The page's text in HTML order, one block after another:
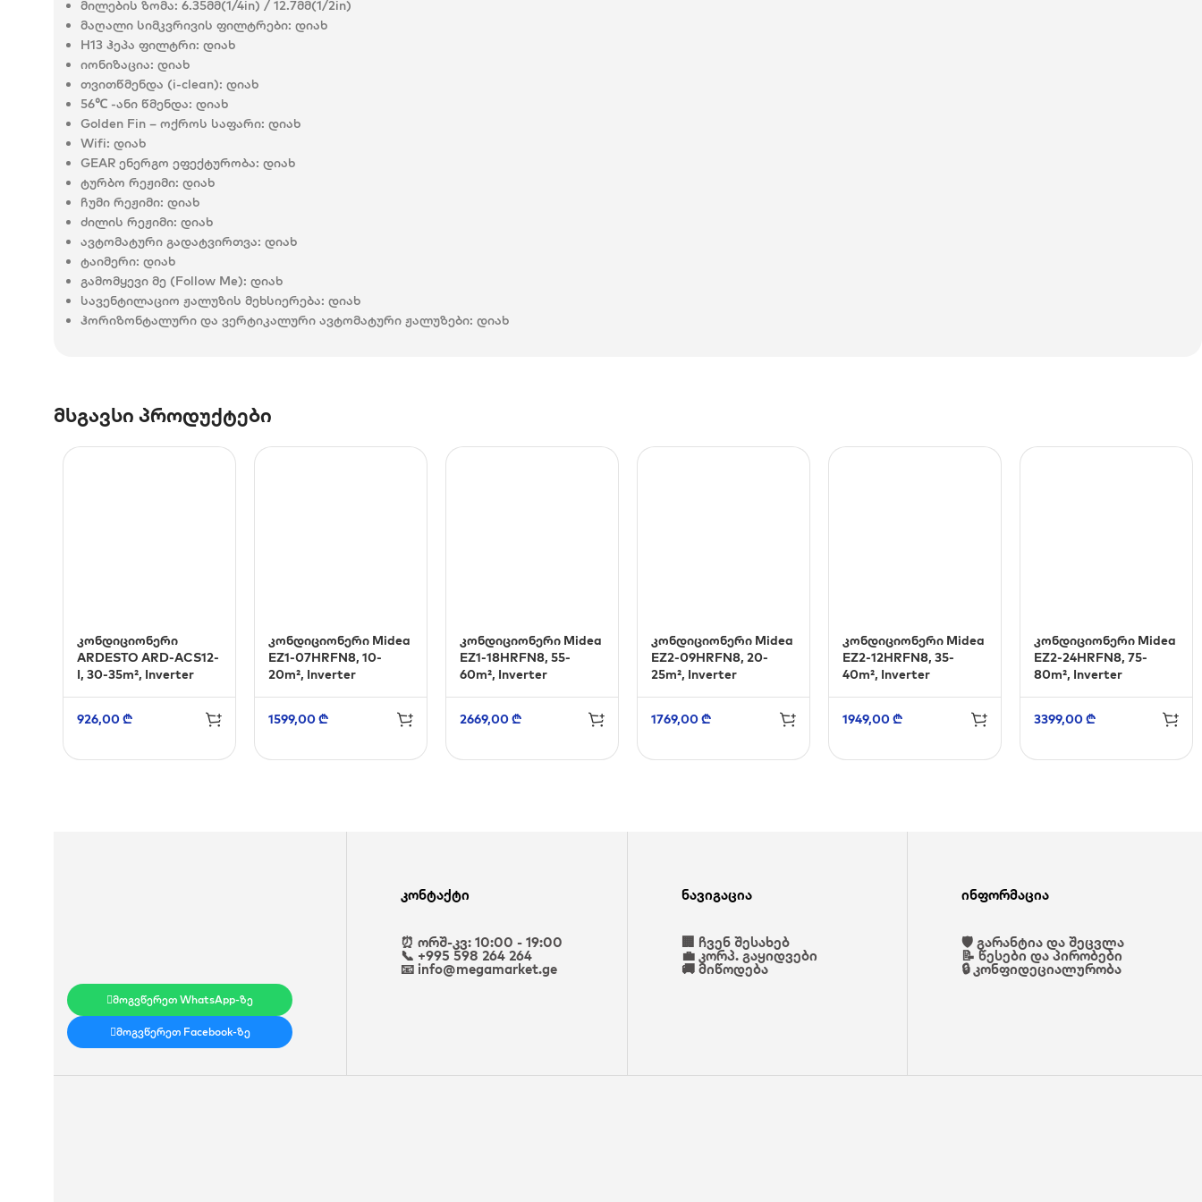
მილების ზომა: 6.35მმ(1/4in) / 12.7მმ(1/2in)
მაღალი სიმკვრივის ფილტრები: დიახ
H13 ჰეპა ფილტრი: დიახ
იონიზაცია: დიახ
თვითწმენდა (i-clean): დიახ
56℃ -ანი წმენდა: დიახ
Golden Fin – ოქროს საფარი: დიახ
Wifi: დიახ
GEAR ენერგო ეფექტურობა: დიახ
ტურბო რეჟიმი: დიახ
ჩუმი რეჟიმი: დიახ
ძილის რეჟიმი: დიახ
ავტომატური გადატვირთვა: დიახ
ტაიმერი: დიახ
გამომყევი მე (Follow Me): დიახ
სავენტილაციო ჟალუზის მეხსიერება: დიახ
ჰორიზონტალური და ვერტიკალური ავტომატური ჟალუზები: დიახ
მსგავსი პროდუქტები
კონდიციონერი
ARDESTO ARD-ACS12-
I, 30-35m², Inverter
926,00₾
კონდიციონერი Midea
EZ1-07HRFN8, 10-
20m², Inverter
1599,00₾
კონდიციონერი Midea
EZ1-18HRFN8, 55-
60m², Inverter
2669,00₾
კონდიციონერი Midea
EZ2-09HRFN8, 20-
25m², Inverter
1769,00₾
კონდიციონერი Midea
EZ2-12HRFN8, 35-
40m², Inverter
1949,00₾
კონდიციონერი Midea
EZ2-24HRFN8, 75-
80m², Inverter
3399,00₾
მოგვწერეთ WhatsApp-ზე
მოგვწერეთ Facebook-ზე
კონტაქტი
⏰ ორშ-კვ: 10:00 - 19:00
📞 +995 598 264 264
📧 info@megamarket.ge
ნავიგაცია
🏢 ჩვენ შესახებ
💼 კორპ. გაყიდვები
🚚 მიწოდება
ინფორმაცია
🛡️ გარანტია და შეცვლა
📝 წესები და პირობები
🔒 კონფიდეციალურობა